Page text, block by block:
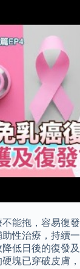
能拖，容易復
性治療，持續
低日後的復發
塊已穿破皮膚